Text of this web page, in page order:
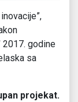
2017. godine
sa
projekat.